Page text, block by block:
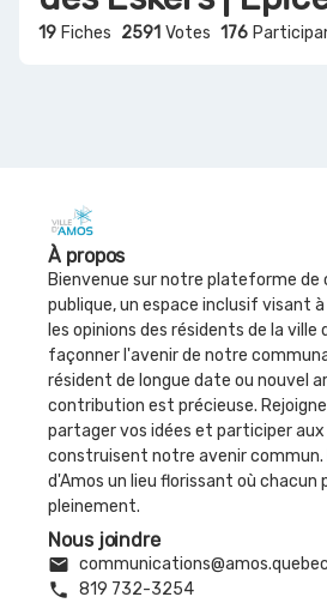
programmation!
19 Fiches 2591 Votes 176
À propos
Bienvenue sur notre plateforme
publique, un espace inclusif visant
les opinions des résidents de la ville
façonner l'avenir de notre
résident de longue date ou nouvel
contribution est précieuse.
partager vos idées et participer aux
construisent notre avenir commun.
d'Amos un lieu florissant où chacun
pleinement.
Nous joindre
email communications@amos.quebec
phone 819 732-3254